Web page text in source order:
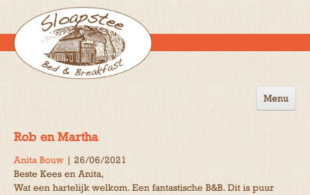
Menu
Rob en Martha
Anita Bouw | 26/06/2021
Beste Kees en Anita,
Wat een hartelijk welkom. Een fantastische B&B. Dit is puur